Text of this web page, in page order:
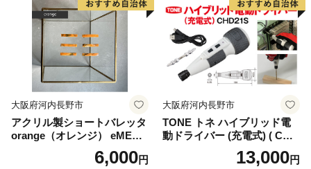
大阪府河内長野市
アクリル製ショートバレッタ
orange（オレンジ） eME b
arretta 2 short 髪留め ヘアク
リップ ヘアアクセサリー こ
6,000円
大阪府河内長野市
TONE トネ ハイブリッド電
動ドライバー (充電式) ( CHD
21S ) 15001-40000406 ｜ 工
具 整備士 自動車 バイク DIY
13,000円